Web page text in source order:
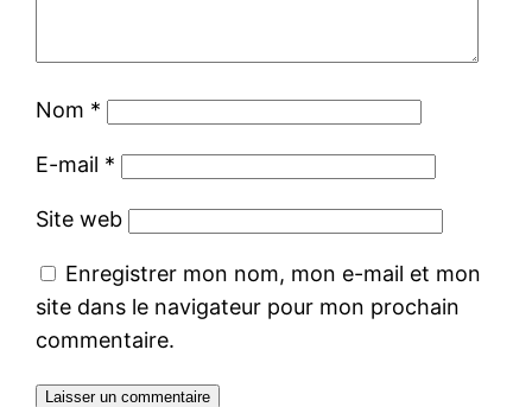
Nom *
E-mail *
Site web
Enregistrer mon nom, mon e-mail et mon
site dans le navigateur pour mon prochain
commentaire.